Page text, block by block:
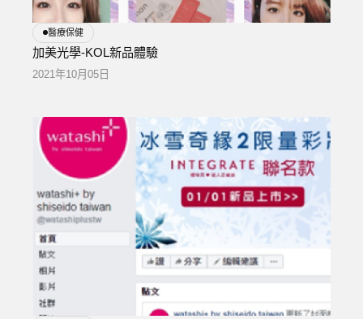
醫療保健
加美光學-KOL新品體驗
2021年10月05日